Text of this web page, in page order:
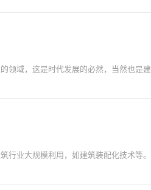
领域，这是时代发展的必然，当然也是建
行业大规模利用，如建筑装配化技术等。